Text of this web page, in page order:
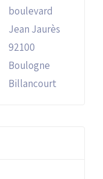
boulevard
Jean Jaurès
92100
Boulogne
Billancourt